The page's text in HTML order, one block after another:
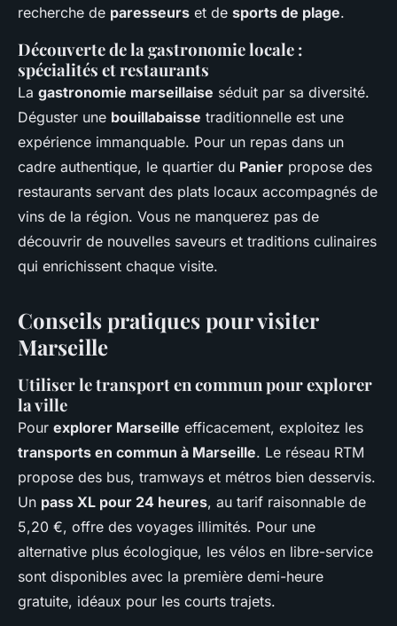
recherche de paresseurs et de sports de plage.
Découverte de la gastronomie locale :
spécialités et restaurants
La gastronomie marseillaise séduit par sa diversité.
Déguster une bouillabaisse traditionnelle est une
expérience immanquable. Pour un repas dans un
cadre authentique, le quartier du Panier propose des
restaurants servant des plats locaux accompagnés de
vins de la région. Vous ne manquerez pas de
découvrir de nouvelles saveurs et traditions culinaires
qui enrichissent chaque visite.
Conseils pratiques pour visiter
Marseille
Utiliser le transport en commun pour explorer
la ville
Pour explorer Marseille efficacement, exploitez les
transports en commun à Marseille. Le réseau RTM
propose des bus, tramways et métros bien desservis.
Un pass XL pour 24 heures, au tarif raisonnable de
5,20 €, offre des voyages illimités. Pour une
alternative plus écologique, les vélos en libre-service
sont disponibles avec la première demi-heure
gratuite, idéaux pour les courts trajets.